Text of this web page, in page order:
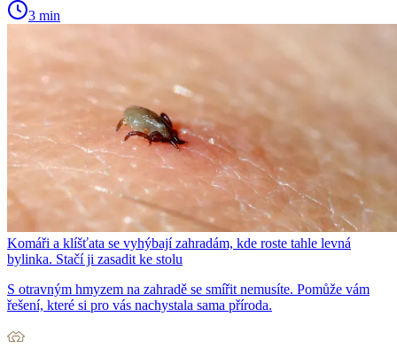
3 min
Komáři a klíšťata se vyhýbají zahradám, kde roste tahle levná
bylinka. Stačí ji zasadit ke stolu
S otravným hmyzem na zahradě se smířit nemusíte. Pomůže vám
řešení, které si pro vás nachystala sama příroda.